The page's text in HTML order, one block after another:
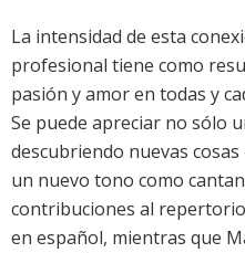
La intensidad de esta
profesional tiene como
pasión y amor en todas y
Se puede apreciar no sólo
descubriendo nuevas
un nuevo tono como
contribuciones al
en español, mientras que